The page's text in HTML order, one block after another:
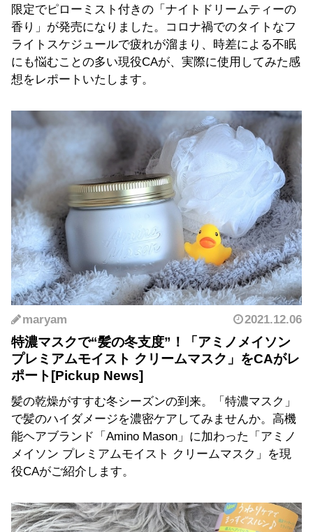
限定でピローミスト付きの「ナイトドリームティーの
香り」が発売になりました。コロナ禍でのタイトなフ
ライトスケジュールで疲れが溜まり、時差による不眠
にも悩むことの多い現役CAが、実際に使用してみた感
想をレポートいたします。
maryam 2021.12.06
特濃マスクで“髪の冬支度”！「アミノメイソン
プレミアムモイスト クリームマスク」をCAがレ
ポート
髪の乾燥がすすむ冬シーズンの到来。「特濃マスク」
で髪のハイダメージを濃密ケアしてみませんか。高機
能ヘアブランド「Amino Mason」に加わった「アミノ
メイソン プレミアムモイスト クリームマスク」を現
役CAがご紹介します。